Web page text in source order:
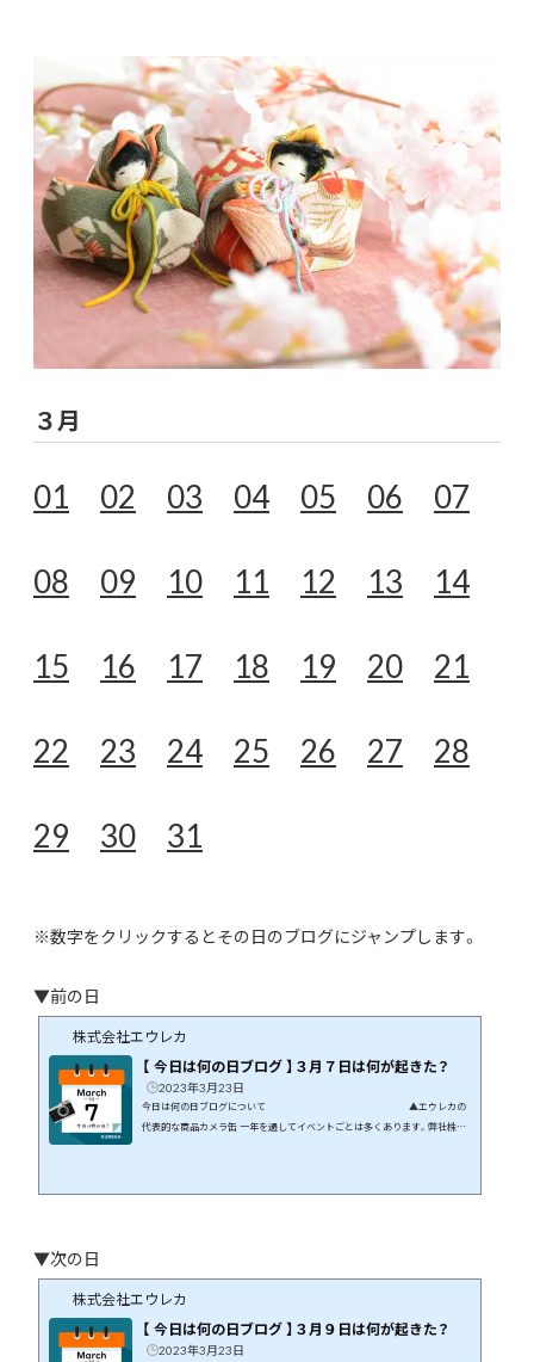
３月
01 02 03 04 05 06
07
08
09 10 11 12 13
14
15
16 17 18 19 20
21
22
23 24 25 26 27
28
29
30 31
※数字をクリックするとその日のブログにジャンプします。
▼前の日
株式会社エウレカ
【 今日は何の日ブログ 】３月７日は何が起きた？
2023年3月23日
今日は何の日ブログについて ▲エウレカの
代表的な商品カメラ缶 一年を通してイベントごとは多くあります。弊社株式
▼次の日
株式会社エウレカ
【 今日は何の日ブログ 】３月９日は何が起きた？
2023年3月23日